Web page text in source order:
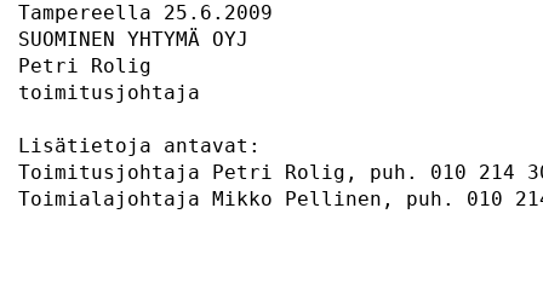
Tampereella 25.6.2009
SUOMINEN YHTYMÄ OYJ
Petri Rolig
toimitusjohtaja
Lisätietoja antavat:
Toimitusjohtaja Petri Rolig, puh. 010 214